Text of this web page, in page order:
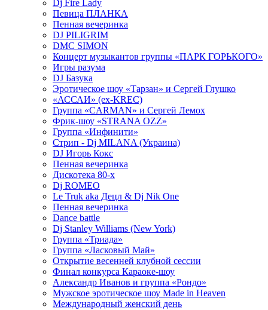
Dj Fire Lady
Певица ПЛАНКА
Пенная вечеринка
DJ PILIGRIM
DMC SIMON
Концерт музыкантов группы «ПАРК ГОРЬКОГО»
Игры разума
DJ Базука
Эротическое шоу «Тарзан» и Сергей Глушко
«АССАИ» (ex-KREC)
Группа «CARMAN» и Сергей Лемох
Фрик-шоу «STRANA OZZ»
Группа «Инфинити»
Стрип - Dj MILANA (Украина)
DJ Игорь Кокс
Пенная вечеринка
Дискотека 80-х
Dj ROMEO
Le Truk aka Децл & Dj Nik One
Пенная вечеринка
Dance battle
Dj Stanley Williams (New York)
Группа «Триада»
Группа «Ласковый Май»
Открытие весенней клубной сессии
Финал конкурса Караоке-шоу
Александр Иванов и группа «Рондо»
Мужское эротическое шоу Made in Heaven
Международный женский день